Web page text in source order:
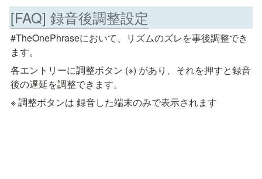
[FAQ] 録音後調整設定
#TheOnePhraseにおいて、リズムのズレを事後調整でき
ます。
各エントリーに調整ボタン (※) があり、それを押すと録音
後の遅延を調整できます。
※ 調整ボタンは 録音した端末のみで表示されます